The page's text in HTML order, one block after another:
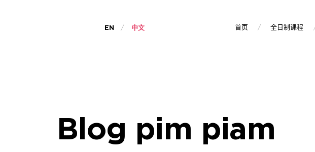
EN 中文 首页 全日制课程
Blog pim piam